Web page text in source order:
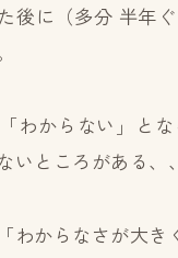
後に（多分 半年
わからない」と
いところがある、
わからなさが大き